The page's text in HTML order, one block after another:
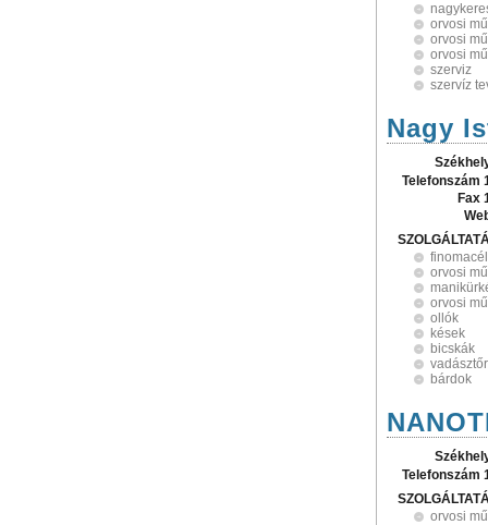
orvosi
orvosi
orvosi
szerviz
szervíz
Nagy
Telefonszám
Fax
orvosi
orvosi
ollók
kések
bicskák
bárdok
Telefonszám
orvosi